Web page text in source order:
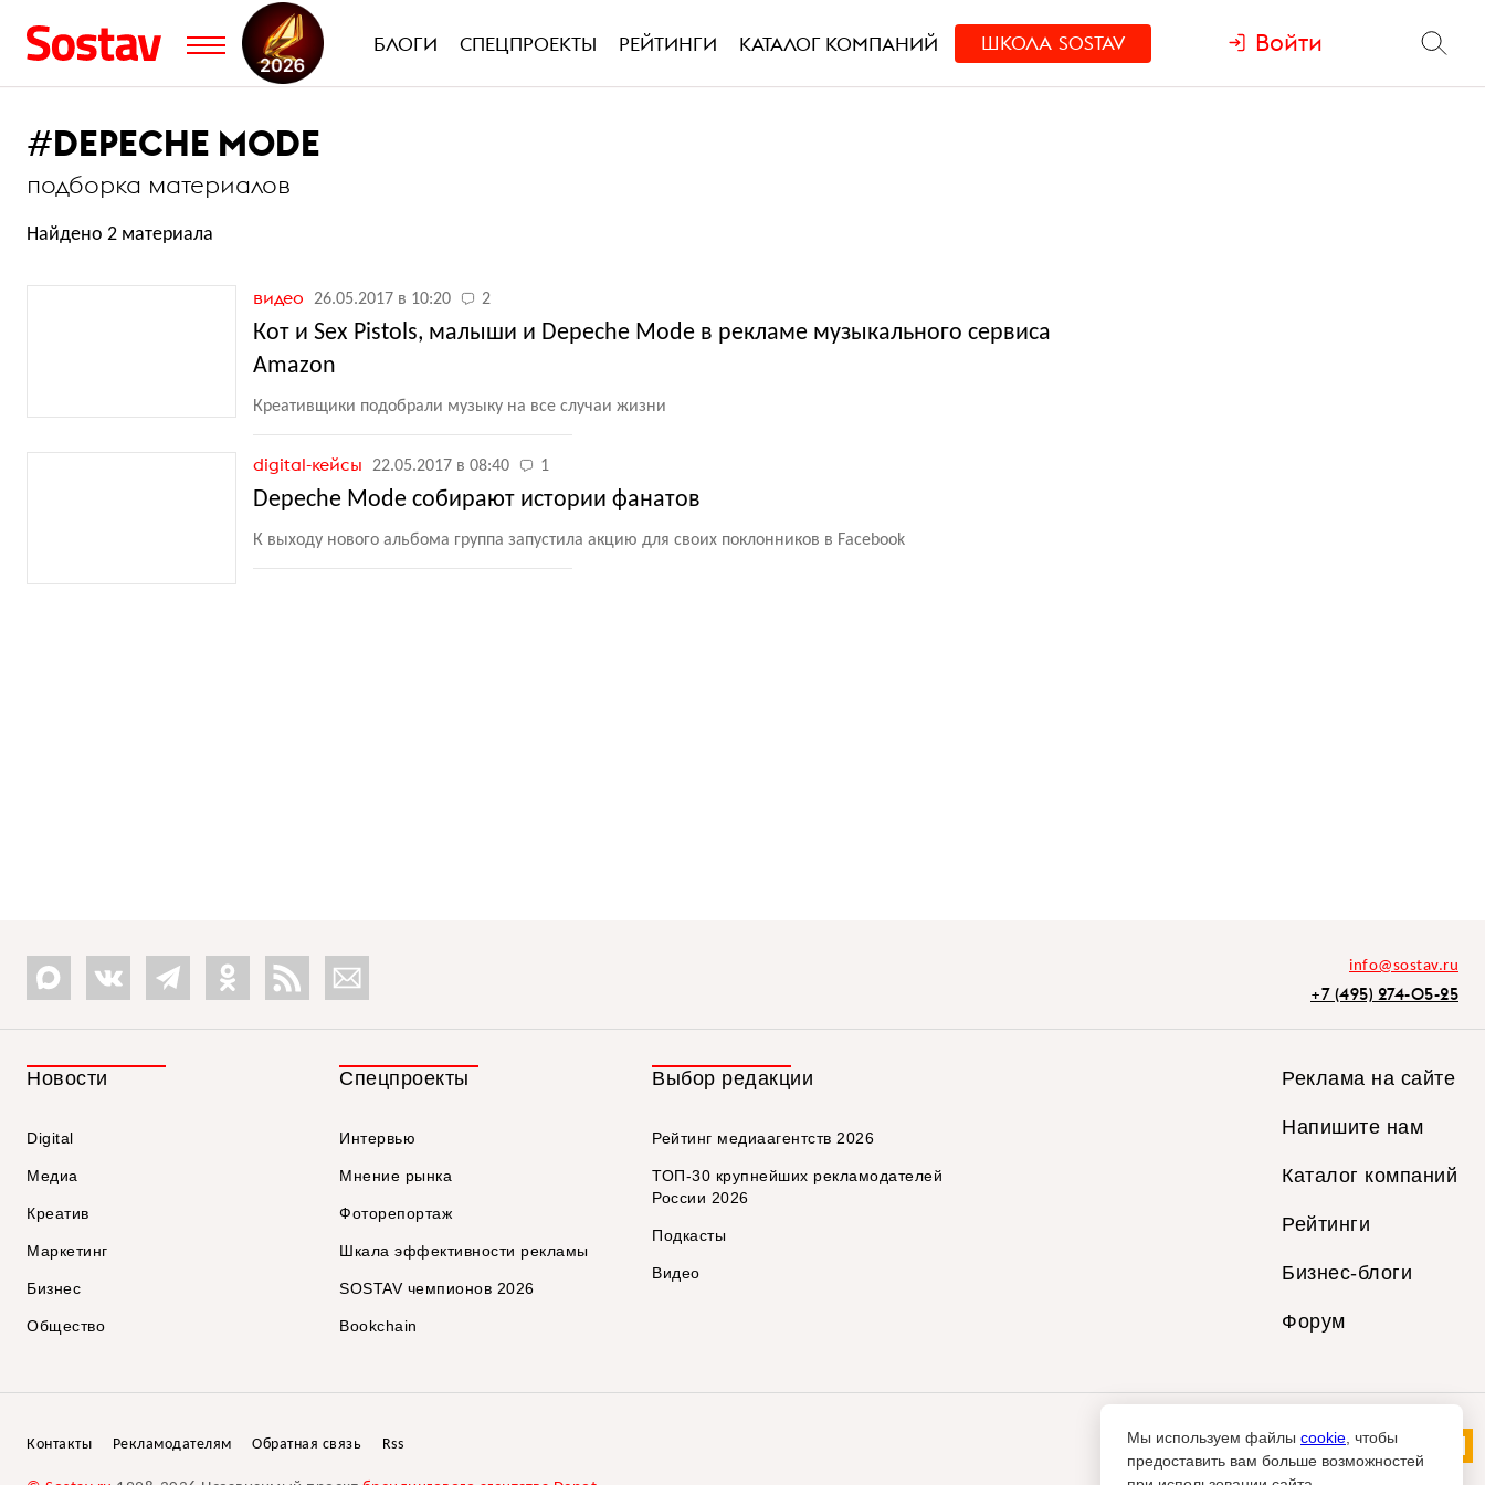
БЛОГИ СПЕЦПРОЕКТЫ РЕЙТИНГИ КАТАЛОГ КОМПАНИЙ ШКОЛА SOSTAV Войти
#DEPECHE MODE
подборка материалов
Найдено 2 материала
видео 26.05.2017 в 10:20 2
Кот и Sex Pistols, малыши и Depeche Mode в рекламе музыкального сервиса
Amazon
Креативщики подобрали музыку на все случаи жизни
digital-кейсы 22.05.2017 в 08:40 1
Depeche Mode собирают истории фанатов
К выходу нового альбома группа запустила акцию для своих поклонников в Facebook
info@sostav.ru
+7 (495) 274-05-25
Новости
Digital
Медиа
Креатив
Маркетинг
Бизнес
Общество
Спецпроекты
Интервью
Мнение рынка
Фоторепортаж
Шкала эффективности рекламы
SOSTAV чемпионов 2026
Bookchain
Выбор редакции
Рейтинг медиаагентств 2026
ТОП-30 крупнейших рекламодателей
России 2026
Подкасты
Видео
Реклама на сайте
Напишите нам
Каталог компаний
Рейтинги
Бизнес-блоги
Форум
Контакты Рекламодателям Обратная связь Rss Мы используем файлы cookie , чтобы
предоставить вам больше возможностей